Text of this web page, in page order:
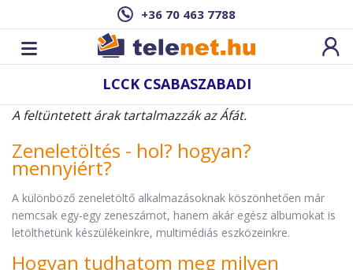
+36 70 463 7788
LCCK CSABASZABADI
A feltüntetett árak tartalmazzák az Áfát.
Zeneletöltés - hol? hogyan?
mennyiért?
A különböző zeneletöltő alkalmazásoknak köszönhetően már
nemcsak egy-egy zeneszámot, hanem akár egész albumokat is
letölthetünk készülékeinkre, multimédiás eszközeinkre.
Hogyan tudhatom meg milyen